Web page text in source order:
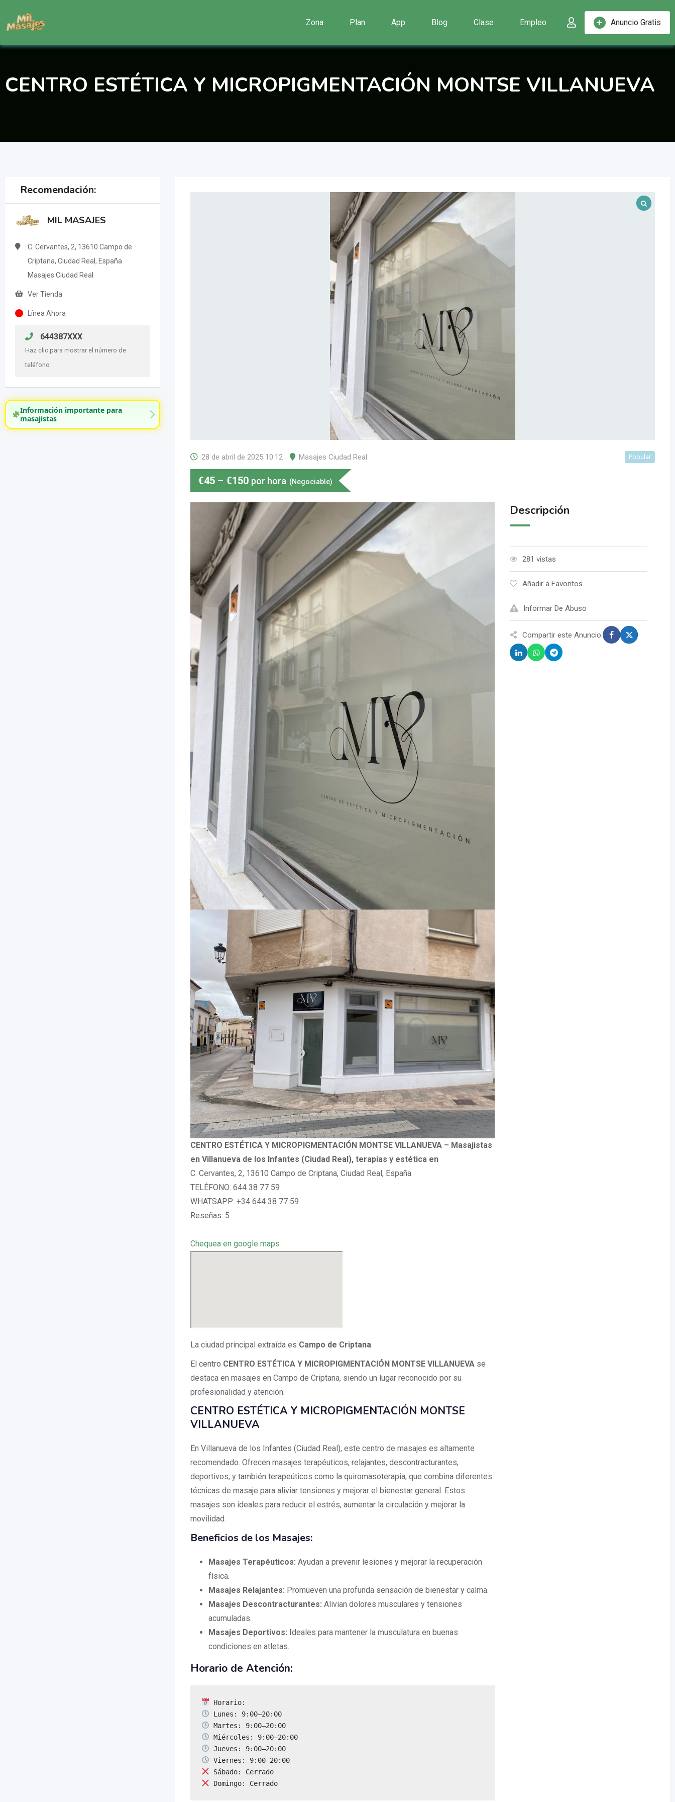
contenido
Anuncio Gratis
Zona Plan App Blog Clase Empleo
CENTRO ESTÉTICA Y MICROPIGMENTACIÓN MONTSE VILLANUEVA
Recomendación:
MIL MASAJES
C. Cervantes, 2, 13610 Campo de
Criptana, Ciudad Real, España
Masajes Ciudad Real
Ver Tienda
Línea Ahora
644387XXX
Haz clic para mostrar el número de
teléfono
Información importante para
masajistas
28 de abril de 2025 10:12 Masajes Ciudad Real Popular
€45 – €150 por hora (Negociable)
CENTRO ESTÉTICA Y MICROPIGMENTACIÓN MONTSE VILLANUEVA – Masajistas
en Villanueva de los Infantes (Ciudad Real), terapias y estética en
C. Cervantes, 2, 13610 Campo de Criptana, Ciudad Real, España
TELÉFONO: 644 38 77 59
WHATSAPP: +34 644 38 77 59
Reseñas: 5
Chequea en google maps
La ciudad principal extraída es Campo de Criptana.
El centro CENTRO ESTÉTICA Y MICROPIGMENTACIÓN MONTSE VILLANUEVAse
destaca en masajes en Campo de Criptana, siendo un lugar reconocido por su
profesionalidad y atención.
CENTRO ESTÉTICA Y MICROPIGMENTACIÓN MONTSE
VILLANUEVA
En Villanueva de los Infantes (Ciudad Real), este centro de masajes es altamente
recomendado. Ofrecen masajes terapéuticos, relajantes, descontracturantes,
deportivos, y también terapeúticos como la quiromasoterapia, que combina diferentes
técnicas de masaje para aliviar tensiones y mejorar el bienestar general. Estos
masajes son ideales para reducir el estrés, aumentar la circulación y mejorar la
movilidad.
Beneficios de los Masajes:
Masajes Terapéuticos: Ayudan a prevenir lesiones y mejorar la recuperación
física.
Masajes Relajantes: Promueven una profunda sensación de bienestar y calma.
Masajes Descontracturantes: Alivian dolores musculares y tensiones
acumuladas.
Masajes Deportivos: Ideales para mantener la musculatura en buenas
condiciones en atletas.
Horario de Atención:
Lunes: 9:00–20:00
Martes: 9:00–20:00
Miércoles: 9:00–20:00
Jueves: 9:00–20:00
Viernes: 9:00–20:00
Sábado: Cerrado
Domingo: Cerrado
Descripción
281 vistas
Añadir a Favoritos
Informar De Abuso
Compartir este Anuncio: